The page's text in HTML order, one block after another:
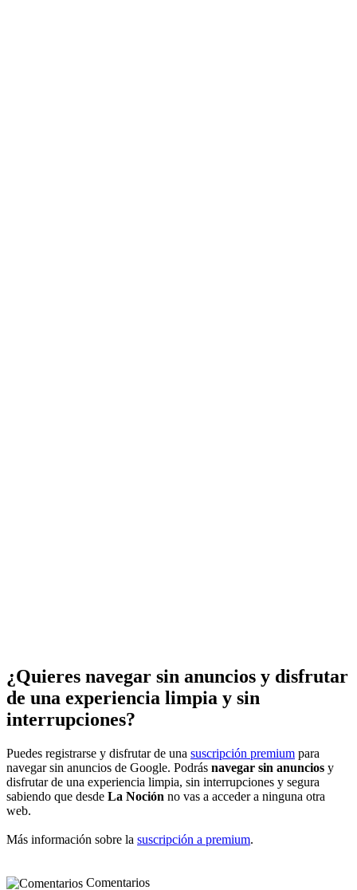
¿Quieres navegar sin anuncios y disfrutar
de una experiencia limpia y sin
interrupciones?
Puedes registrarse y disfrutar de una suscripción premium para
navegar sin anuncios de Google. Podrás navegar sin anuncios y
disfrutar de una experiencia limpia, sin interrupciones y segura
sabiendo que desde La Noción no vas a acceder a ninguna otra
web.
Más información sobre la suscripción a premium.
Comentarios